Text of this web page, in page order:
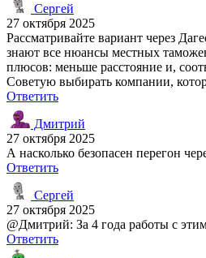
Сергей
27 октября 2025
Рассматривайте вариант через
знают все нюансы местных
плюсов: меньше расстояние и,
Советую выбирать компании,
Ответить
Дмитрий
27 октября 2025
А насколько безопасен перегон
Ответить
Сергей
27 октября 2025
@Дмитрий: За 4 года работы с
Ответить